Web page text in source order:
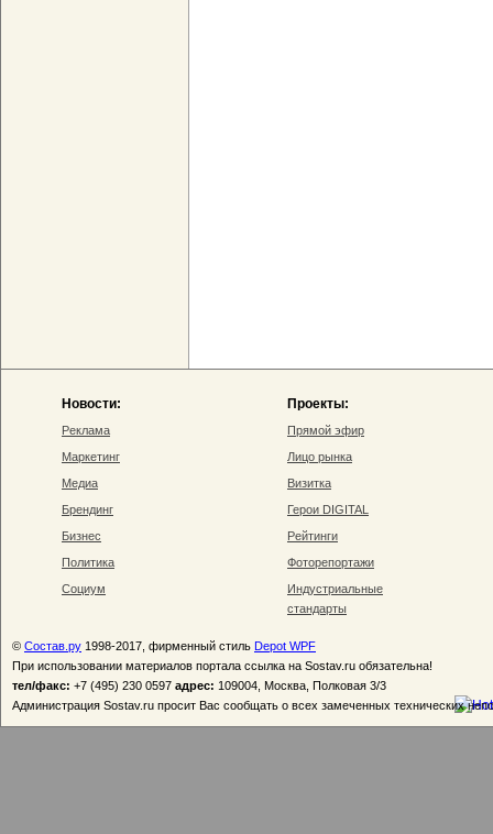
Новости:
Реклама
Маркетинг
Медиа
Брендинг
Бизнес
Политика
Социум
Проекты:
Прямой эфир
Лицо рынка
Визитка
Герои DIGITAL
Рейтинги
Фоторепортажи
Индустриальные
стандарты
© Состав.ру 1998-2017, фирменный стиль Depot WPF
При использовании материалов портала ссылка на Sostav.ru обязательна!
тел/факс: +7 (495) 230 0597 адрес: 109004, Москва, Полковая 3/3
Администрация Sostav.ru просит Вас сообщать о всех замеченных технических